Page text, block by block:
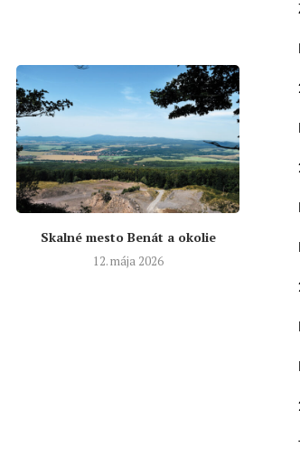
Skalné mesto Benát a okolie
12. mája 2026